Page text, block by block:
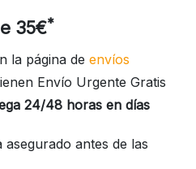
35€*
la página de envíos
Envío Urgente Gratis
24/48 horas en días
antes de las